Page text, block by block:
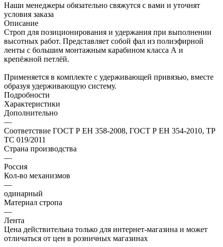
Наши менеджеры обязательно свяжутся с вами и уточнят
условия заказа
Описание
Строп для позиционирования и удержания при выполнении
высотных работ. Представляет собой фал из полиэфирной
ленты с большим монтажным карабином класса А и
крепёжной петлёй.
Применяется в комплекте с удерживающей привязью, вместе
образуя удерживающую систему.
Подробности
Характеристики
Дополнительно
—
Соответствие ГОСТ Р ЕН 358-2008, ГОСТ Р ЕН 354-2010, ТР
ТС 019/2011
Страна производства
—
Россия
Кол-во механизмов
—
одинарный
Материал стропа
—
Лента
Цена действительна только для интернет-магазина и может
отличаться от цен в розничных магазинах